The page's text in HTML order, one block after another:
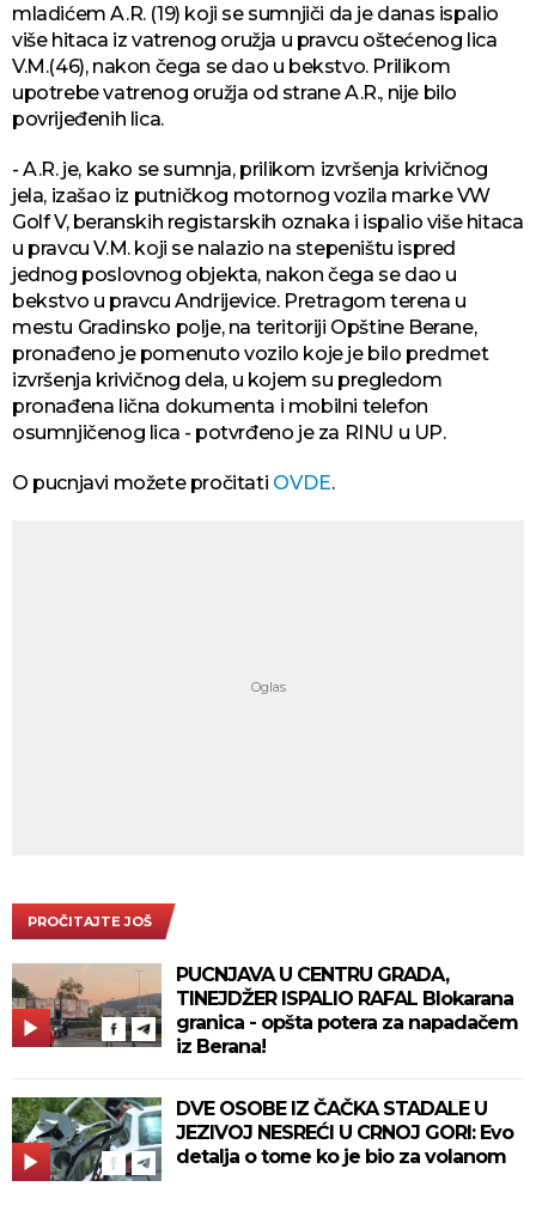
mladićem A.R. (19) koji se sumnjiči da je danas ispalio
više hitaca iz vatrenog oružja u pravcu oštećenog lica
V.M.(46), nakon čega se dao u bekstvo. Prilikom
upotrebe vatrenog oružja od strane A.R., nije bilo
povrijeđenih lica.
- A.R. je, kako se sumnja, prilikom izvršenja krivičnog
jela, izašao iz putničkog motornog vozila marke VW
Golf V, beranskih registarskih oznaka i ispalio više hitaca
u pravcu V.M. koji se nalazio na stepeništu ispred
jednog poslovnog objekta, nakon čega se dao u
bekstvo u pravcu Andrijevice. Pretragom terena u
mestu Gradinsko polje, na teritoriji Opštine Berane,
pronađeno je pomenuto vozilo koje je bilo predmet
izvršenja krivičnog dela, u kojem su pregledom
pronađena lična dokumenta i mobilni telefon
osumnjičenog lica - potvrđeno je za RINU u UP.
O pucnjavi možete pročitati OVDE.
PROČITAJTE JOŠ
PUCNJAVA U CENTRU GRADA,
TINEJDŽER ISPALIO RAFAL Blokarana
granica - opšta potera za napadačem
iz Berana!
DVE OSOBE IZ ČAČKA STADALE U
JEZIVOJ NESREĆI U CRNOJ GORI: Evo
detalja o tome ko je bio za volanom